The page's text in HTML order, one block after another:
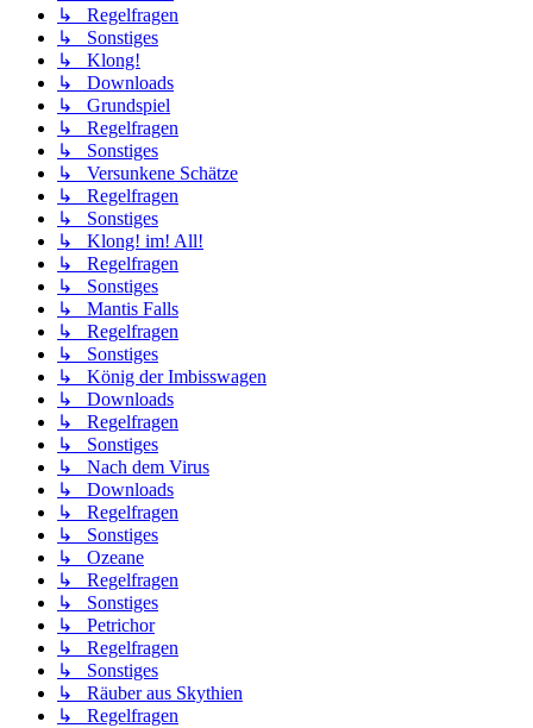
↳ Regelfragen
↳ Sonstiges
↳ Klong!
↳ Downloads
↳ Grundspiel
↳ Regelfragen
↳ Sonstiges
↳ Versunkene Schätze
↳ Regelfragen
↳ Sonstiges
↳ Klong! im! All!
↳ Regelfragen
↳ Sonstiges
↳ Mantis Falls
↳ Regelfragen
↳ Sonstiges
↳ König der Imbisswagen
↳ Downloads
↳ Regelfragen
↳ Sonstiges
↳ Nach dem Virus
↳ Downloads
↳ Regelfragen
↳ Sonstiges
↳ Ozeane
↳ Regelfragen
↳ Sonstiges
↳ Petrichor
↳ Regelfragen
↳ Sonstiges
↳ Räuber aus Skythien
↳ Regelfragen